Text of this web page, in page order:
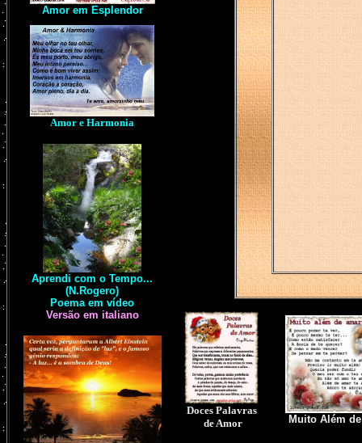
Amor em Esplendor
Amor e Harmonia
Aprendi com o Tempo...
(N.Rogero)
Poema em vídeo
Versão em italiano
Doces Palavras
de Amor
Muito Além